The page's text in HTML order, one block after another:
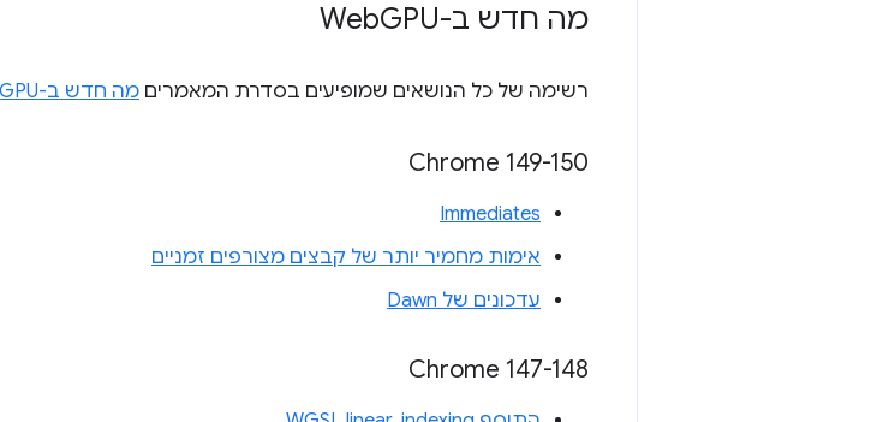
מה חדש ב-WebGPU
רשימה של כל הנושאים שמופיעים בסדרת המאמרים מה חדש ב-WebGPU
‫Chrome 149-150
Immediates
אימות מחמיר יותר של קבצים מצורפים זמניים
עדכונים של Dawn
‫Chrome 147-148